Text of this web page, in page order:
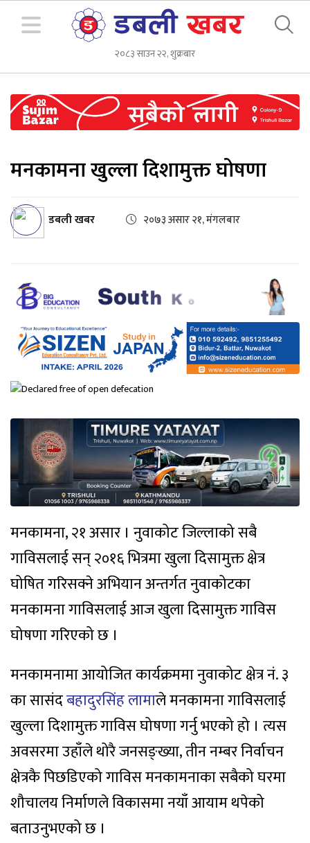
२०८३ साउन २२, शुक्रबार
मनकामना खुल्ला दिशामुक्त घोषणा
डबली खबर २०७३ असार २१, मंगलबार
मनकामना, २१ असार । नुवाकोट जिल्लाको सबै
गाविसलाई सन् २०१६ भित्रमा खुला दिसामुक्त क्षेत्र
घोषित गरिसक्ने अभियान अन्तर्गत नुवाकोटका
मनकामना गाविसलाई आज खुला दिसामुक्त गाविस
घोषणा गरिएको छ ।
मनकामनामा आयोजित कार्यक्रममा नुवाकोट क्षेत्र नं. ३
का सासंदबहादुरसिंह लामाले मनकामना गाविसलाई
खुल्ला दिशामुक्त गाविस घोषणा गर्नु भएको हो । त्यस
अवसरमा उहाँले थोरै जनसङ्ख्या, तीन नम्बर निर्वाचन
क्षेत्रकै पिछडिएको गाविस मनकामनाका सबैको घरमा
शौचालय निर्माणले विकासमा नयाँ आयाम थपेको
बताउनुभएको छ ।